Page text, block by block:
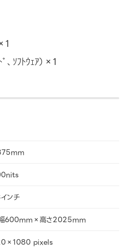
、ｿﾌﾄｳｪｱ）×1
ンチ
600mm×高さ2025mm
pixels